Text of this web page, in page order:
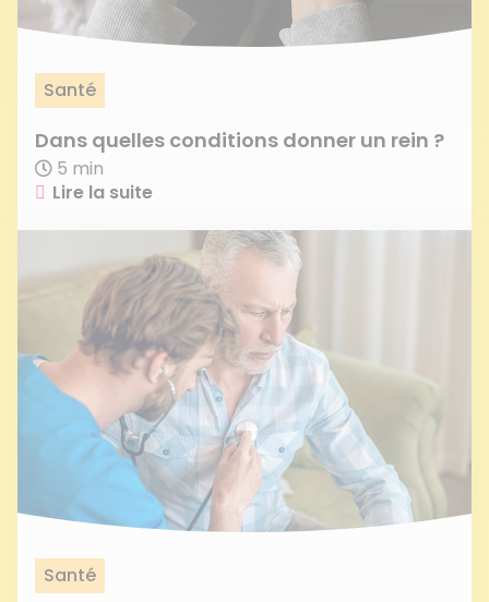
Santé
Dans quelles conditions donner un rein ?
5 min
Lire la suite
Santé